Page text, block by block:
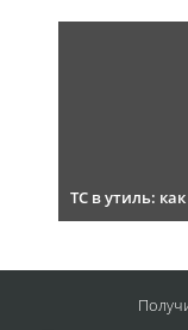
ТС в утиль: